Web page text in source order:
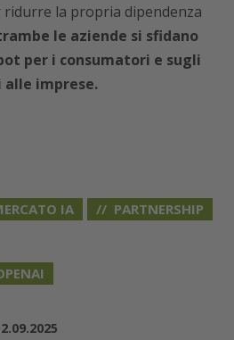
la propria dipendenza
le aziende si sfidano
per i consumatori e sugli
imprese.
IA PARTNERSHIP